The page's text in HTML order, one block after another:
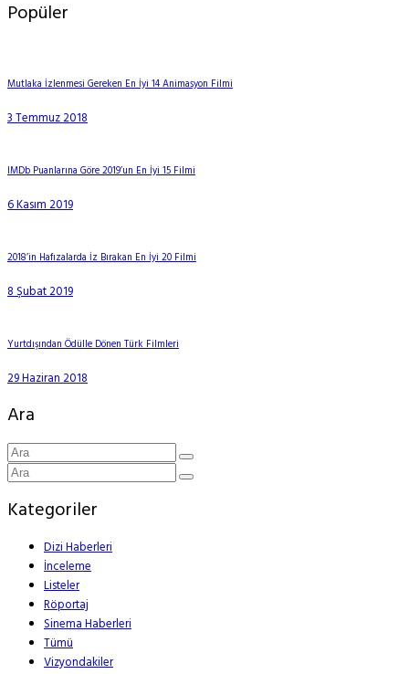
Popüler
Mutlaka İzlenmesi Gereken En İyi 14 Animasyon Filmi
3 Temmuz 2018
IMDb Puanlarına Göre 2019’un En İyi 15 Filmi
6 Kasım 2019
2018’in Hafızalarda İz Bırakan En İyi 20 Filmi
8 Şubat 2019
Yurtdışından Ödülle Dönen Türk Filmleri
29 Haziran 2018
Ara
Kategoriler
Dizi Haberleri
İnceleme
Listeler
Röportaj
Sinema Haberleri
Tümü
Vizyondakiler